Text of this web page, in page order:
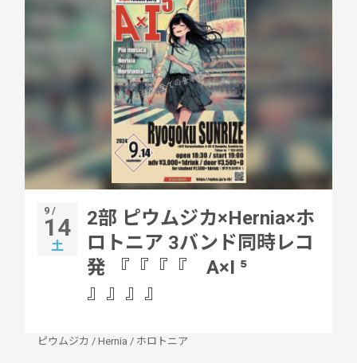
9 /
14
土
2部 ピウムジカ×Hernia×ホ
ロトニア 3バンド同時レコ
発 『『『『 A×I ⁵
』』』』
ピウムジカ / Hernia / ホロトニア